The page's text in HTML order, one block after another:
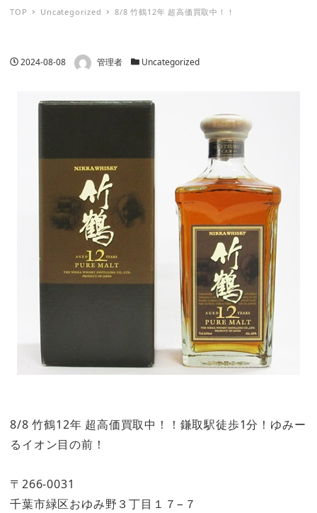
TOP Uncategorized 8/8 竹鶴12年 超高価買取中！！
投稿日
2024-08-08 著者 管理者 カテゴリー
Uncategorized
8/8 竹鶴12年 超高価買取中！！鎌取駅徒歩1分！ゆみー
るイオン目の前！
〒266-0031
千葉市緑区おゆみ野３丁目１７−７